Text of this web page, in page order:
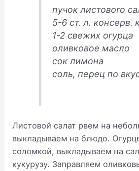
пучок листового
5-6 ст. л. консерв.
1-2 свежих огурца
оливковое масло
сок лимона
соль, перец по
Листовой салат рвем на
выкладываем на блюдо.
соломкой, выкладываем на
кукурузу. Заправляем